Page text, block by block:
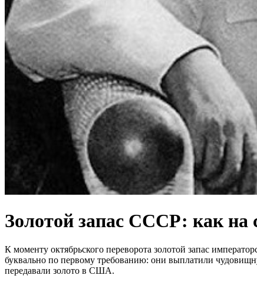
Золотой запас СССР: как на
К моменту октябрьского переворота золотой запас
буквально по первому требованию: они выплатили
передавали золото в США.